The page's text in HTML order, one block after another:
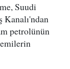
Suudi
Kanalı'ndan
petrolünün